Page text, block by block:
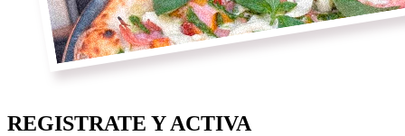
REGISTRATE Y ACTIVA